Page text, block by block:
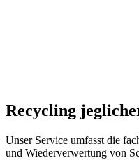
Recycling
Unser Service umfasst die
und Wiederverwertung von